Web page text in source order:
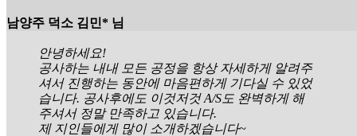
남양주 덕소 김민* 님
안녕하세요!
공사하는 내내 모든 공정을 항상 자세하게 알려주
셔서 진행하는 동안에 마음편하게 기다실 수 있었
습니다. 공사후에도 이것저것 A/S도 완벽하게 해
주셔서 정말 만족하고 있습니다.
제 지인들에게 많이 소개하겠습니다~